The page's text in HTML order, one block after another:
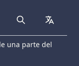
Search
una parte del